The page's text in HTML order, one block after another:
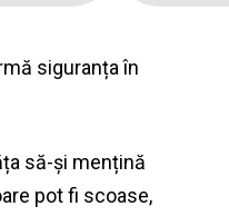
siguranța în
să-și mențină
pot fi scoase,